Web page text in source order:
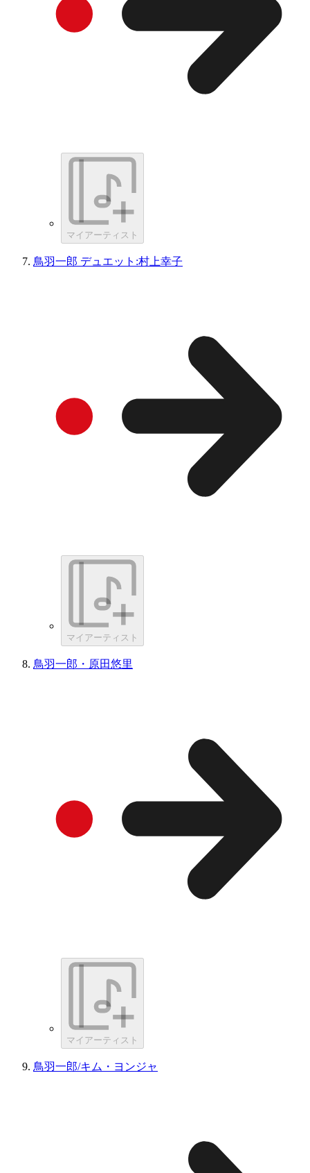
マイアーティスト
鳥羽一郎 デュエット:村上幸子
マイアーティスト
鳥羽一郎・原田悠里
マイアーティスト
鳥羽一郎/キム・ヨンジャ